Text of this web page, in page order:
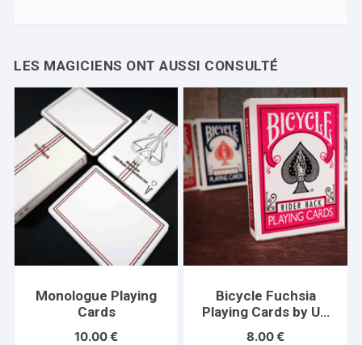
Monologue Playing
Cards
10.00€
Bicycle Fuchsia
Playing Cards by US
8.00€